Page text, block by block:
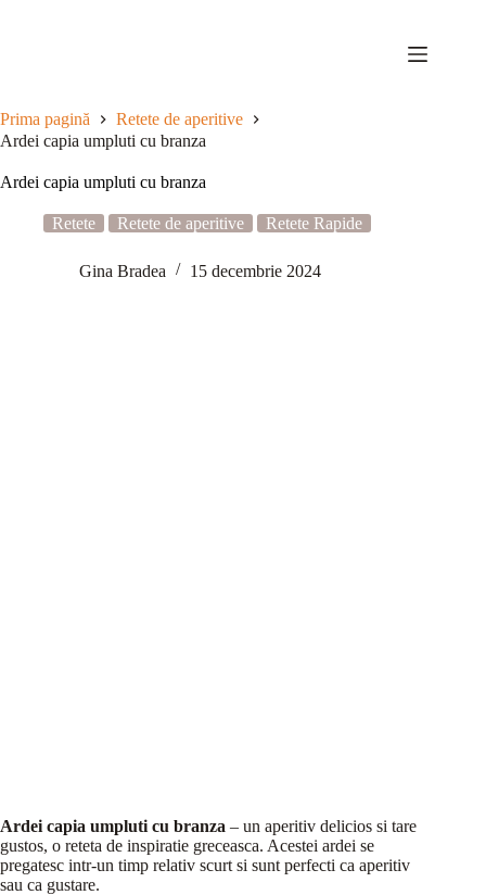
Prima pagină
Retete de aperitive
Ardei capia umpluti cu branza
Ardei capia umpluti cu branza
Retete Retete de aperitive Retete Rapide
Gina Bradea 15 decembrie 2024
Ardei capia umpluti cu branza – un aperitiv delicios si tare
gustos, o reteta de inspiratie greceasca. Acestei ardei se
pregatesc intr-un timp relativ scurt si sunt perfecti ca aperitiv
sau ca gustare.